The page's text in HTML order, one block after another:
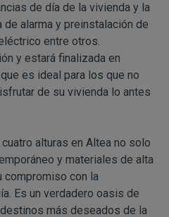
de día de la vivienda y la
alarma y preinstalación de
entre otros.
y estará finalizada en
es ideal para los que no
de su vivienda lo antes
alturas en Altea no solo
y materiales de alta
compromiso con la
Es un verdadero oasis de
más deseados de la